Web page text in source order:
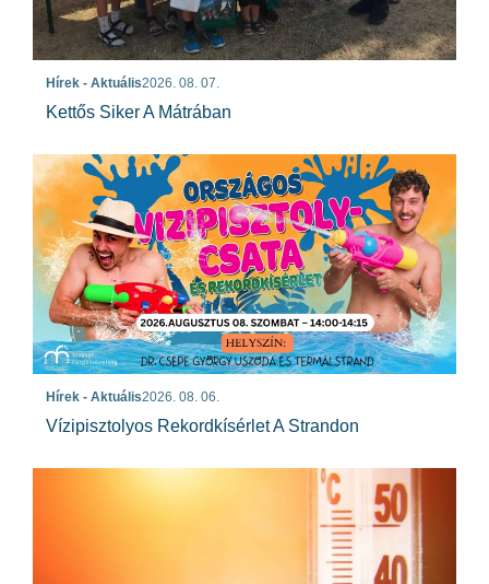
Hírek - Aktuális2026. 08. 07.
Kettős Siker A Mátrában
Hírek - Aktuális2026. 08. 06.
Vízipisztolyos Rekordkísérlet A Strandon